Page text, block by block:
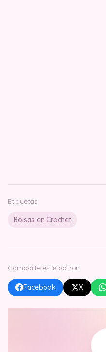
Etiquetas
Bolsas en Crochet
Comparte este patrón
Facebook X